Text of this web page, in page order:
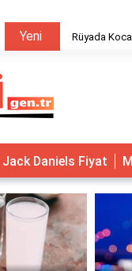
Yeni Rüyada
Jack Daniels Fiyat